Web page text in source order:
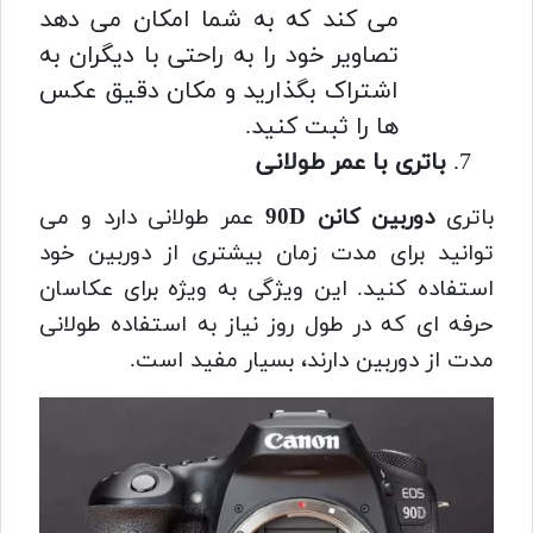
می کند که به شما امکان می دهد
تصاویر خود را به راحتی با دیگران به
اشتراک بگذارید و مکان دقیق عکس
ها را ثبت کنید.
باتری با عمر طولانی
باتریدوربین کانن 90D
عمر طولانی دارد و می
توانید برای مدت زمان بیشتری از دوربین خود
استفاده کنید. این ویژگی به ویژه برای عکاسان
حرفه ای که در طول روز نیاز به استفاده طولانی
مدت از دوربین دارند، بسیار مفید است.